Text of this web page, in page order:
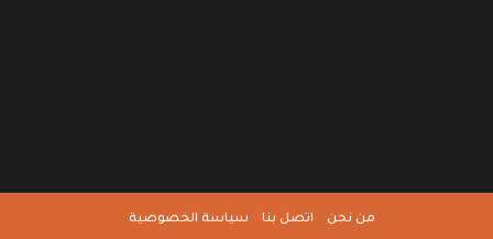
من نحن اتصل بنا سياسة الخصوصية